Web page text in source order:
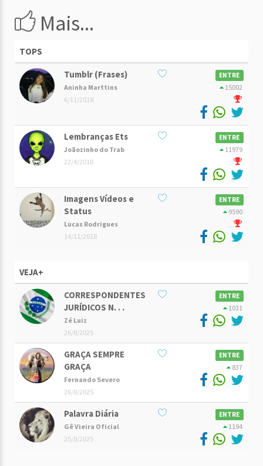
Mais...
TOPS
Tumblr (Frases)
Aninha Marttins
6/11/2018
ENTRE
15002
Lembranças Ets
Joãozinho do Trab
22/4/2018
ENTRE
11979
Imagens Vídeos e
Status
Lucas Rodrigues
14/11/2018
ENTRE
9590
VEJA+
CORRESPONDENTES
JURÍDICOS N. . .
Zé Luiz
26/8/2025
ENTRE
1031
GRAÇA SEMPRE
GRAÇA
Fernando Severo
26/8/2025
ENTRE
837
Palavra Diária
Gê Vieira Oficial
25/8/2025
ENTRE
1194